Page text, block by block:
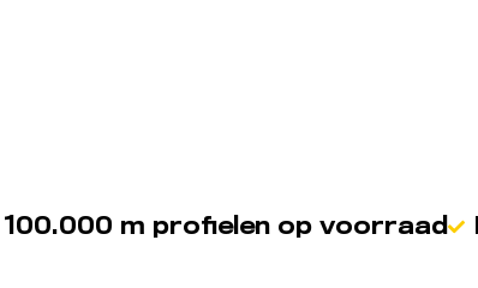
100.000 m profielen op voorraad